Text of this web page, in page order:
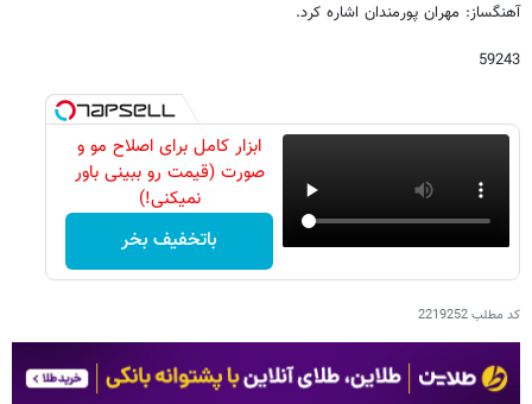
آهنگساز: مهران پورمندان اشاره کرد.
59243
ابزار کامل برای اصلاح مو و
صورت (قیمت رو ببینی باور
نمیکنی!)
باتخفیف بخر
کد مطلب2219252